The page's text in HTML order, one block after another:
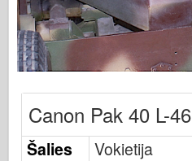
Maquettes (maquettes)
Akademija
Ace modeliai
AFV klubas
Airfix
Oro pajėgos
Canon Pak 40 L-46
Šalies
Vokietija